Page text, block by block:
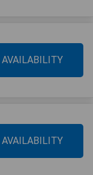
AVAILABILITY
AVAILABILITY